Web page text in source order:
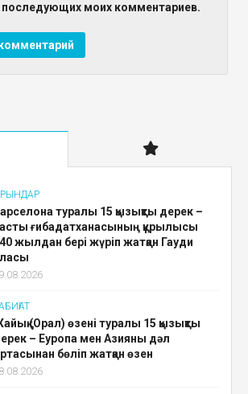
последующих моих комментариев.
туралы 15 қызықты дерек –
ғибадатханасының құрылысы
жылдан бері жүріп жатқан Гауди
(Орал) өзені туралы 15 қызықты
– Еуропа мен Азияны дәл
бөліп жатқан өзен